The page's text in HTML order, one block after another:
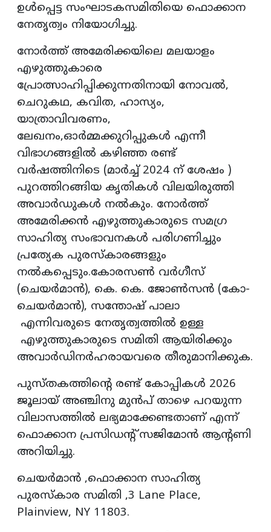
ഉള്‍പ്പെട്ട സംഘാടകസമിതിയെ ഫൊക്കാന
നേതൃത്വം നിയോഗിച്ചു.
നോര്‍ത്ത് അമേരിക്കയിലെ മലയാളം
എഴുത്തുകാരെ
പ്രോത്സാഹിപ്പിക്കുന്നതിനായി നോവല്‍,
ചെറുകഥ, കവിത, ഹാസ്യം,
യാത്രാവിവരണം,
ലേഖനം,ഓര്‍മ്മക്കുറിപ്പുകള്‍ എന്നീ
വിഭാഗങ്ങളില്‍ കഴിഞ്ഞ രണ്ട്
വര്‍ഷത്തിനിടെ (മാര്‍ച്ച് 2024 ന് ശേഷം )
പുറത്തിറങ്ങിയ കൃതികള്‍ വിലയിരുത്തി
അവാര്‍ഡുകള്‍ നല്‍കും. നോര്‍ത്ത്
അമേരിക്കന്‍ എഴുത്തുകാരുടെ സമഗ്ര
സാഹിത്യ സംഭാവനകള്‍ പരിഗണിച്ചും
പ്രത്യേക പുരസ്‌കാരങ്ങളും
നല്‍കപ്പെടും.കോരസണ്‍ വര്‍ഗീസ്
(ചെയര്‍മാന്‍), കെ. കെ. ജോണ്‍സന്‍ (കോ-
ചെയര്‍മാന്‍), സന്തോഷ് പാലാ
എന്നിവരുടെ നേതൃത്വത്തില്‍ ഉള്ള
എഴുത്തുകാരുടെ സമിതി ആയിരിക്കും
അവാര്‍ഡിനര്‍ഹരായവരെ തീരുമാനിക്കുക.
പുസ്തകത്തിന്റെ രണ്ട് കോപ്പികള്‍ 2026
ജൂലായ് അഞ്ചിനു മുന്‍പ് താഴെ പറയുന്ന
വിലാസത്തില്‍ ലഭ്യമാക്കേണ്ടതാണ് എന്ന്
ഫൊക്കാന പ്രസിഡന്റ് സജിമോന്‍ ആന്റണി
അറിയിച്ചു.
ചെയര്‍മാന്‍ ,ഫൊക്കാന സാഹിത്യ
പുരസ്‌കാര സമിതി ,3 Lane Place,
Plainview, NY 11803.